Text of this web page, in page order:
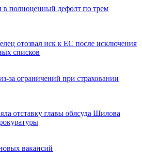
в полноценный дефолт по трем
отозвал иск к ЕС после исключения
списков
за ограничений при страховании
отставку главы облсуда Шилова
вакансий